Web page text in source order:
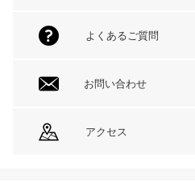
よくあるご質問
お問い合わせ
アクセス